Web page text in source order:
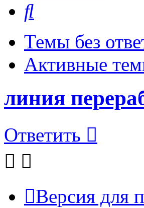
Темы без
Активные
линия
Ответить
Версия для